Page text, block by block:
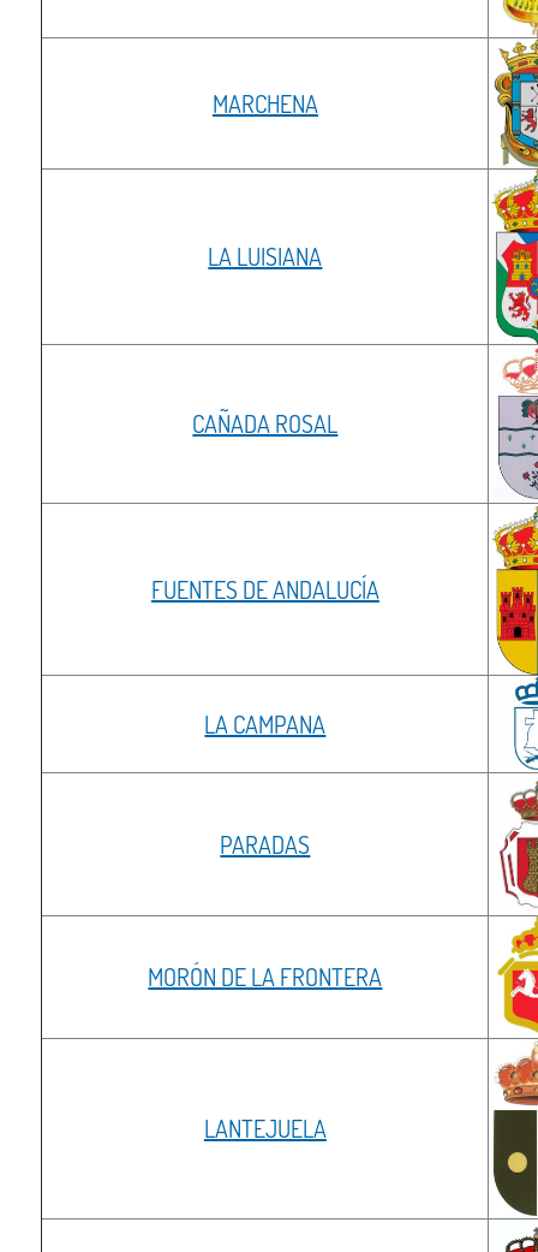
MARCHENA
LA LUISIANA
CAÑADA ROSAL
FUENTES DE ANDALUCÍA
LA CAMPANA
PARADAS
MORÓN DE LA FRONTERA
LANTEJUELA